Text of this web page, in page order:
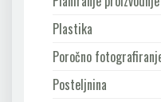
Plastika
Poročno
Posteljnina